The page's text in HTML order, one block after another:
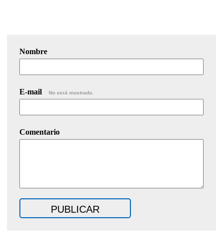
Nombre
E-mail No será mostrado.
Comentario